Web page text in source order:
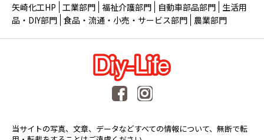
矢崎化工HP 工業部門 福祉介護部門 自動車部品部門 生活用
品・DIY部門 食品・流通・小売・サービス部門 農業部門
当サイトの写真、文章、データなどすべての情報について、無断で転